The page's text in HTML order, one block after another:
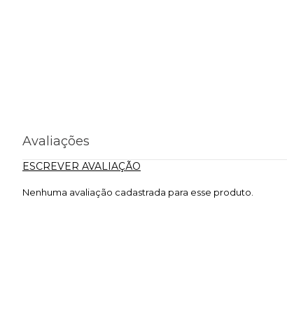
Avaliações
ESCREVER AVALIAÇÃO
Nenhuma avaliação cadastrada para esse produto.